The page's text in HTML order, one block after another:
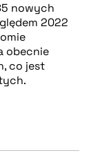
nowych
2022
obecnie
co jest